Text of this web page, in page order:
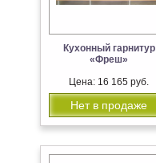
Кухонный гарнитур
«Фреш»
Цена: 16 165 руб.
Нет в продаже